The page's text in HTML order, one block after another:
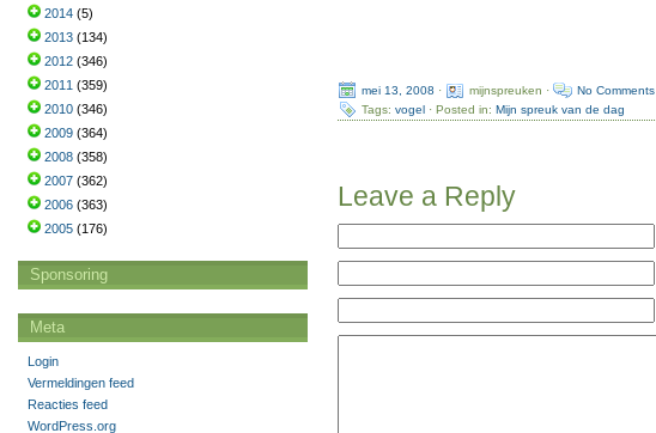
mei 13, 2008 · mijnspreuken ·
No Comments
Tags:vogel · Posted in:Mijn spreuk van de dag
Leave a Reply
2014 (5)
2013 (134)
2012 (346)
2011 (359)
2010 (346)
2009 (364)
2008 (358)
2007 (362)
2006 (363)
2005 (176)
Sponsoring
Meta
Login
Vermeldingen feed
Reacties feed
WordPress.org